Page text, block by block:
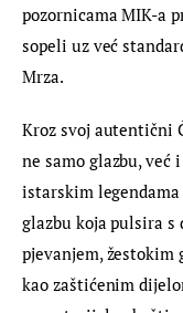
pozornicama MIK-a
sopeli uz već
Mrza.
Kroz svoj autentični
ne samo glazbu,
istarskim
glazbu koja pulsira
pjevanjem, žestokim
kao zaštićenim